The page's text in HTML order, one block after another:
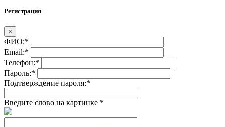
Регистрация
×
ФИО:*
Email:*
Телефон:*
Пароль:*
Подтверждение пароля:*
Введите слово на картинке *